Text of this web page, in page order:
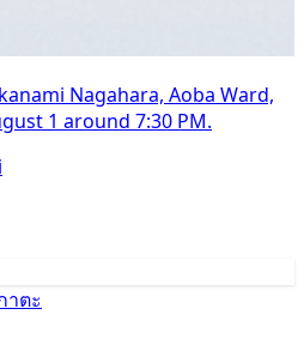
Nagahara, Aoba Ward,
1 around 7:30 PM.
าตะ